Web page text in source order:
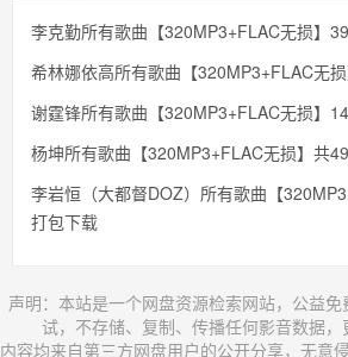
李克勤所有歌曲【320MP3+FLAC无损】
希林娜依高所有歌曲【320MP3+FLAC无
谢霆锋所有歌曲【320MP3+FLAC无损】
杨坤所有歌曲【320MP3+FLAC无损】共
李岩恒（大都督DOZ）所有歌曲【
打包下载
声明：本站是一个网盘资源检索网站，公益
试，不存储、复制、传播任何影音数据，
内容均来自第三方网盘用户的公开分享，无意